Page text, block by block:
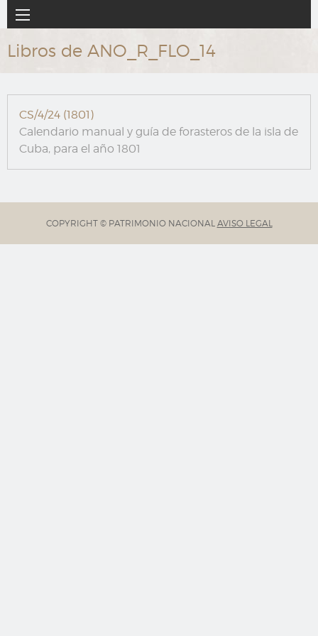
al
contenido
principal
Navegación
principal
Libros de ANO_R_FLO_14
CS/4/24 (1801)
Calendario manual y guía de forasteros de la isla de
Cuba, para el año 1801
COPYRIGHT © PATRIMONIO NACIONAL AVISO LEGAL